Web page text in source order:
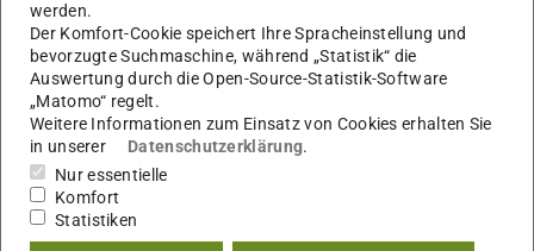
auch ein Referat zu Raschi, dem wohl bedeutendsten
jüdischen Gelehrten des Mittelalters und der Synagoge
selbst. Für die besondere Möglichkeit, die eigentlich
aufgrund archäologischer Grabungen nicht zugängliche
Mikwe, das rituelle Bad, zu besichtigen, gilt unser
besonderer Dank dem Wormser Stadtarchivar Herr Dr.
Gerold Bönnen.
In der folgenden Woche fand die Sitzung an einem
werden.
Der Komfort-Cookie speichert Ihre Spracheinstellung und
bevorzugte Suchmaschine, während „Statistik“ die
Auswertung durch die Open-Source-Statistik-Software
„Matomo“ regelt.
Weitere Informationen zum Einsatz von Cookies erhalten Sie
in unserer
Datenschutzerklärung.
Nur essentielle
Komfort
Statistiken